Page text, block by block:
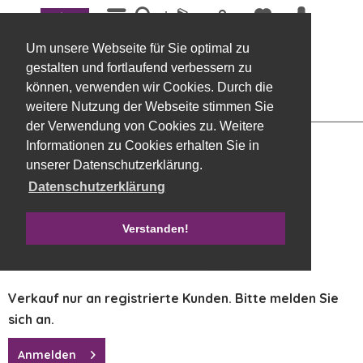
Um unsere Webseite für Sie optimal zu
gestalten und fortlaufend verbessern zu
können, verwenden wir Cookies. Durch die
weitere Nutzung der Webseite stimmen Sie
der Verwendung von Cookies zu. Weitere
Informationen zu Cookies erhalten Sie in
unserer Datenschutzerklärung.
Datenschutzerklärung
Verstanden!
Menü
Übersicht Holzblüten
Stern zum Streuen, Birke 6,5 cm natur
Verkauf nur an registrierte Kunden. Bitte melden Sie
sich an.
Anmelden